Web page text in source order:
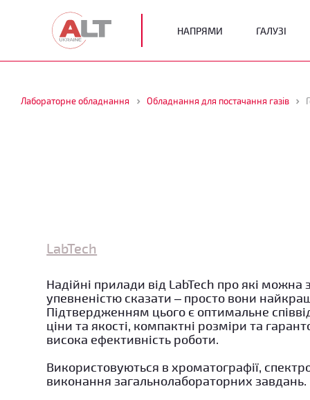
НАПРЯМИ ГАЛУЗІ
Лабораторне обладнання Обладнання для постачання газів
LabTech
Надійні прилади від LabTech про які можна з
упевненістю сказати – просто вони
Підтвердженням цього є оптимальне
ціни та якості, компактні розміри та
висока ефективність роботи.
Використовуються в хроматографії,
виконання загальнолабораторних завдань.